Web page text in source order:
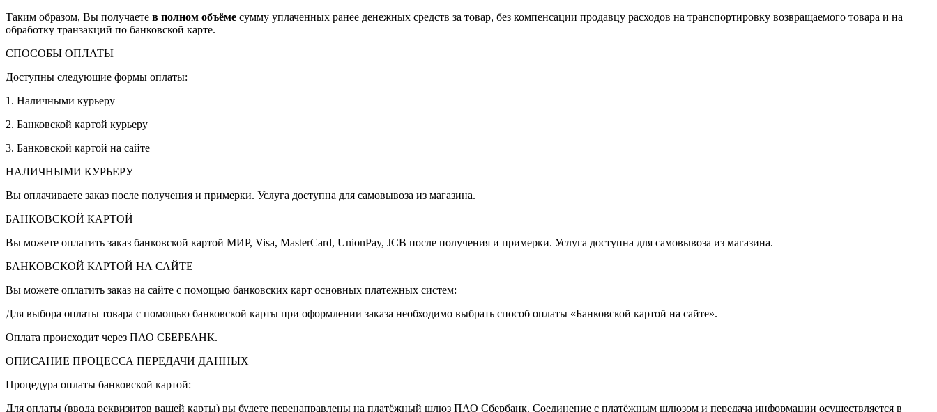
Таким образом, Вы получаете в полном объёме сумму уплаченных ранее денежных средств за товар, без компенсации продавцу расходов на транспортировку возвращаемого товара и на
обработку транзакций по банковской карте.
СПОСОБЫ ОПЛАТЫ
Доступны следующие формы оплаты:
1. Наличными курьеру
2. Банковской картой курьеру
3. Банковской картой на сайте
НАЛИЧНЫМИ КУРЬЕРУ
Вы оплачиваете заказ после получения и примерки. Услуга доступна для самовывоза из магазина.
БАНКОВСКОЙ КАРТОЙ
Вы можете оплатить заказ банковской картой МИР, Visa, MasterCard, UnionPay, JCB после получения и примерки. Услуга доступна для самовывоза из магазина.
БАНКОВСКОЙ КАРТОЙ НА САЙТЕ
Вы можете оплатить заказ на сайте с помощью банковских карт основных платежных систем:
Для выбора оплаты товара с помощью банковской карты при оформлении заказа необходимо выбрать способ оплаты «Банковской картой на сайте».
Оплата происходит через ПАО СБЕРБАНК.
ОПИСАНИЕ ПРОЦЕССА ПЕРЕДАЧИ ДАННЫХ
Процедура оплаты банковской картой:
Для оплаты (ввода реквизитов вашей карты) вы будете перенаправлены на платёжный шлюз ПАО Сбербанк. Соединение с платёжным шлюзом и передача информации осуществляется в